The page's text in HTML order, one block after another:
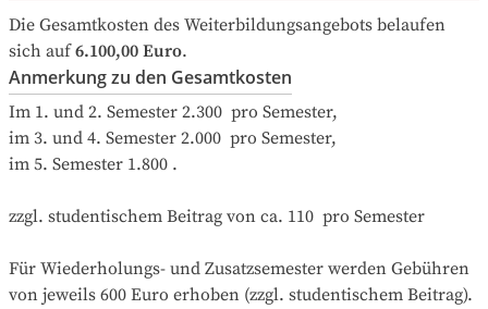
Die Gesamtkosten des Weiterbildungsangebots belaufen
sich auf 6.100,00 Euro.
Anmerkung zu den Gesamtkosten
Im 1. und 2. Semester 2.300  pro Semester,
im 3. und 4. Semester 2.000  pro Semester,
im 5. Semester 1.800 .
zzgl. studentischem Beitrag von ca. 110  pro Semester
Für Wiederholungs- und Zusatzsemester werden Gebühren
von jeweils 600 Euro erhoben (zzgl. studentischem Beitrag).